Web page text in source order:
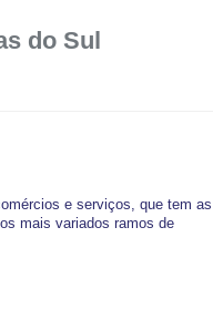
do Sul
e serviços, que tem as
mais variados ramos de